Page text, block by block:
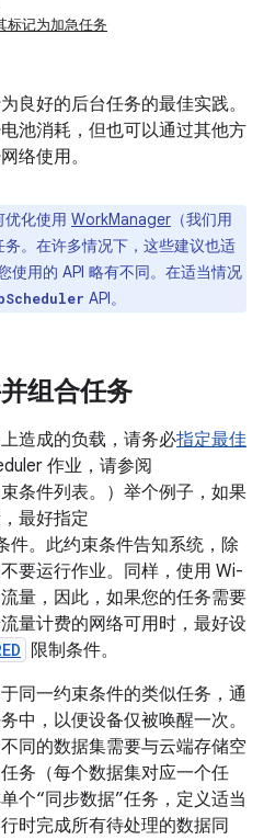
标记为加急任务
良好的后台任务的最佳实践。
池消耗，但也可以通过其他方
络使用。
优化使用 WorkManager （我们用
。在许多情况下，这些建议也适
使用的 API 略有不同。在适当情况
API。
组合任务
造成的负载，请务必指定最佳
作业，请参阅
条件列表。）举个例子，如果
最好指定
件。此约束条件告知系统，除
要运行作业。同样，使用 Wi-
量，因此，如果您的任务需要
量计费的网络可用时，最好设
限制条件。
同一约束条件的类似任务，通
中，以便设备仅被唤醒一次。
同的数据集需要与云端存储空
务（每个数据集对应一个任
个“同步数据”任务，定义适当
时完成所有待处理的数据同